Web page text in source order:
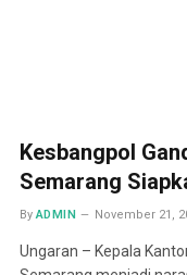
Kesbangpol
Semarang
By ADMIN November 21,
Ungaran – Kepala